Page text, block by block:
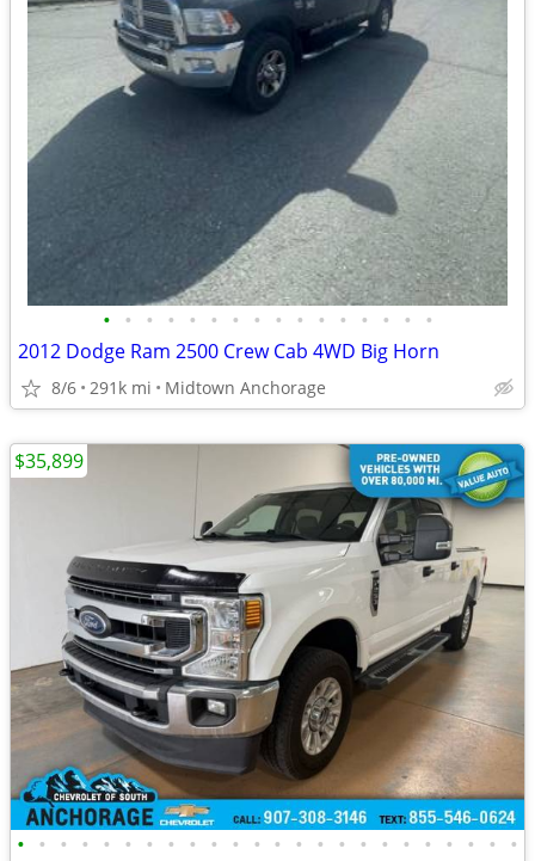
• • • • • • • • • • • • • • • •
2012 Dodge Ram 2500 Crew Cab 4WD Big Horn
8/6 291k mi Midtown Anchorage
• • • • • • • • • • • • • • • • • • • • • • • •
$35,899